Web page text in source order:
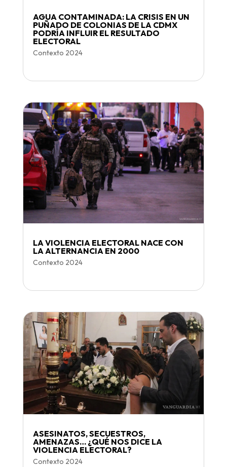
AGUA CONTAMINADA: LA CRISIS EN UN
PUÑADO DE COLONIAS DE LA CDMX
PODRÍA INFLUIR EL RESULTADO
ELECTORAL
Contexto 2024
LA VIOLENCIA ELECTORAL NACE CON
LA ALTERNANCIA EN 2000
Contexto 2024
ASESINATOS, SECUESTROS,
AMENAZAS… ¿QUÉ NOS DICE LA
VIOLENCIA ELECTORAL?
Contexto 2024